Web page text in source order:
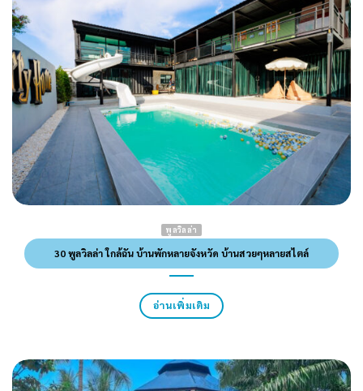
พูลวิลล่า
30 พูลวิลล่า ใกล้ฉัน บ้านพักหลายจังหวัด บ้านสวยๆหลายสไตล์
อ่านเพิ่มเติม